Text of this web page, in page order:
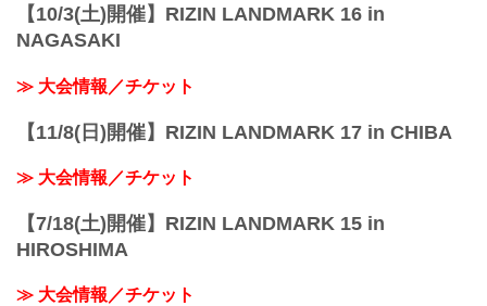
【10/3(土)開催】RIZIN LANDMARK 16 in
NAGASAKI
≫ 大会情報／チケット
【11/8(日)開催】RIZIN LANDMARK 17 in CHIBA
≫ 大会情報／チケット
【7/18(土)開催】RIZIN LANDMARK 15 in
HIROSHIMA
≫ 大会情報／チケット